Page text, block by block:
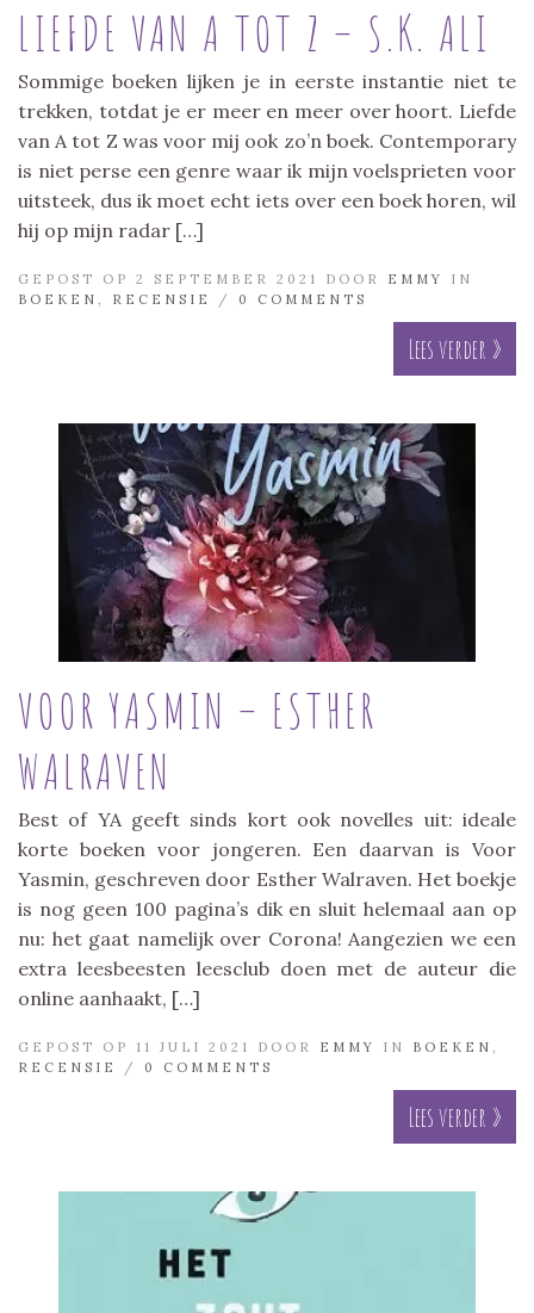
LIEFDE VAN A TOT Z – S.K. ALI
Sommige boeken lijken je in eerste instantie niet te
trekken, totdat je er meer en meer over hoort. Liefde
van A tot Z was voor mij ook zo’n boek. Contemporary
is niet perse een genre waar ik mijn voelsprieten voor
uitsteek, dus ik moet echt iets over een boek horen, wil
hij op mijn radar […]
GEPOST OP 2 SEPTEMBER 2021 DOOR EMMY
IN
BOEKEN
RECENSIE / 0 COMMENTS
Lees verder »
VOOR YASMIN – ESTHER
WALRAVEN
Best of YA geeft sinds kort ook novelles uit: ideale
korte boeken voor jongeren. Een daarvan is Voor
Yasmin, geschreven door Esther Walraven. Het boekje
is nog geen 100 pagina’s dik en sluit helemaal aan op
nu: het gaat namelijk over Corona! Aangezien we een
extra leesbeesten leesclub doen met de auteur die
online aanhaakt, […]
GEPOST OP 11 JULI 2021 DOOR EMMY IN BOEKEN
RECENSIE
/ 0 COMMENTS
Lees verder »